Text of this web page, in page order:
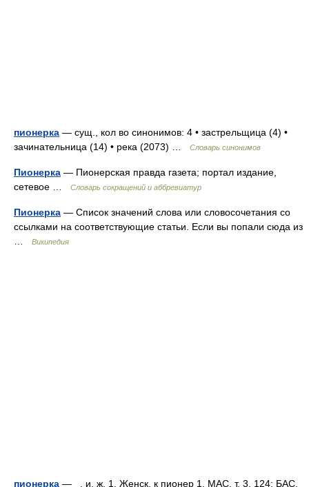
пионерка — сущ., кол во синонимов: 4 • застрельщица (4) •
зачинательница (14) • река (2073) …
Словарь синонимов
Пионерка — Пионерская правда газета; портал издание,
сетевое …
Словарь сокращений и аббревиатур
Пионерка — Список значений слова или словосочетания со
ссылками на соответствующие статьи. Если вы попали сюда из
Википедия
пионерка — , и, ж. 1. Женск, к пионер 1. МАС, т. 3, 124; БАС,